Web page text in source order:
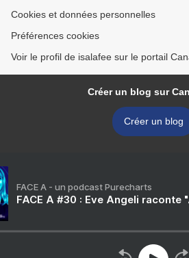
Cookies et données personnelles
Préférences cookies
Voir le profil de isalafee sur le portail
Créer un blog sur
Créer un blog
FACE A - un podcast Purecharts
FACE A #30 : Eve Angeli raconte